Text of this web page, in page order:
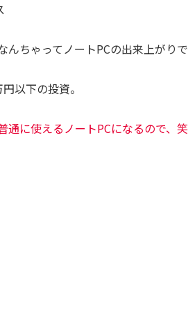
んちゃってノートPCの出来上がりで
以下の投資。
通に使えるノートPCになるので、笑